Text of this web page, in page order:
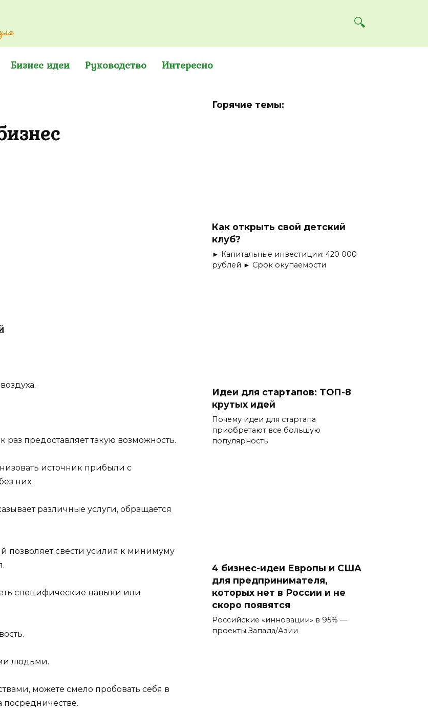
Бизнес идеи Руководство Интересно
раз предоставляет такую возможность.
источник прибыли с
них.
различные услуги, обращается
позволяет свести усилия к минимуму
специфические навыки или
людьми.
можете смело пробовать себя в
Горячие темы:
Как открыть свой детский
клуб?
► Капитальные инвестиции: 420 000
рублей ► Срок окупаемости
Идеи для стартапов: ТОП-8
крутых идей
Почему идеи для стартапа
приобретают все большую
популярность
4 бизнес-идеи Европы и США
для предпринимателя,
которых нет в России и не
скоро появятся
Российские «инновации» в 95% —
проекты Запада/Азии